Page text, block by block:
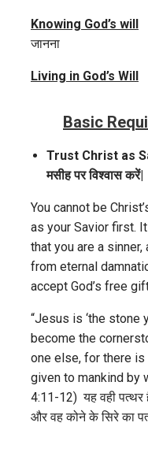
Knowing God’s will
जानना
Living in God’s Will
Basic
Trust Christ as
मसीह पर विश्वास करें|
You cannot be
as your Savior first.
that you are a
from eternal
accept God’s free
“Jesus is ‘the stone
become the
one else, for there is
given to mankind by
4:11-12) यह वही पत्थर
और वह कोने के सिरे का